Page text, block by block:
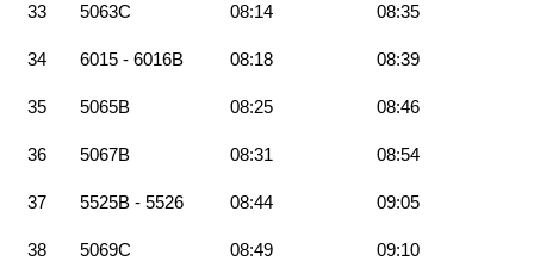
33 5063C 08:14 08:35
34 6015 - 6016B 08:18 08:39
35 5065B 08:25 08:46
36 5067B 08:31 08:54
37 5525B - 5526 08:44 09:05
38 5069C 08:49 09:10